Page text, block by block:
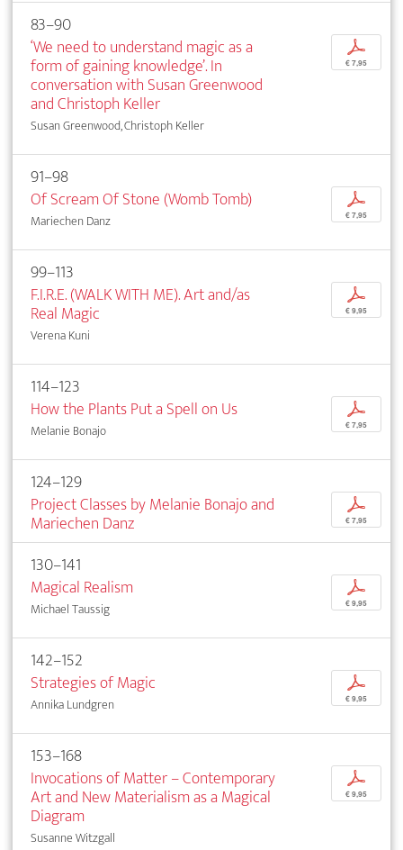
83–90
‘We need to understand magic as a
form of gaining knowledge’. In
conversation with Susan Greenwood
and Christoph Keller
Susan Greenwood, Christoph Keller
p
€ 7,95
91–98
Of Scream Of Stone (Womb Tomb)
Mariechen Danz
p
€ 7,95
99–113
F.I.R.E. (WALK WITH ME). Art and/as
Real Magic
Verena Kuni
p
€ 9,95
114–123
How the Plants Put a Spell on Us
Melanie Bonajo
p
€ 7,95
124–129
Project Classes by Melanie Bonajo and
Mariechen Danz
p
€ 7,95
130–141
Magical Realism
Michael Taussig
p
€ 9,95
142–152
Strategies of Magic
Annika Lundgren
p
€ 9,95
153–168
Invocations of Matter – Contemporary
Art and New Materialism as a Magical
Diagram
Susanne Witzgall
p
€ 9,95